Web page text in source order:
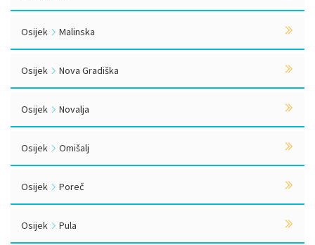
Osijek Malinska
Osijek Nova Gradiška
Osijek Novalja
Osijek Omišalj
Osijek Poreč
Osijek Pula